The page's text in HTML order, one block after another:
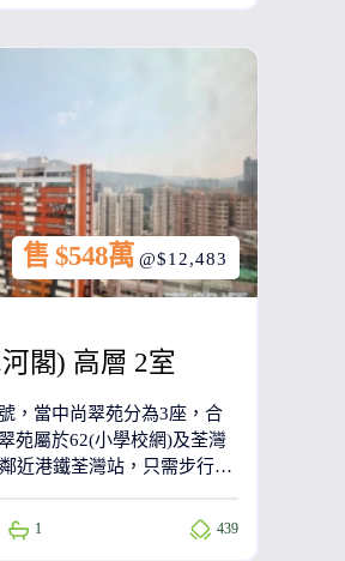
閣) 高層 2室
，當中尚翠苑分為3座，合
苑屬於62(小學校網)及荃灣
近港鐵荃灣站，只需步行13
1 439
售 $548萬 @$12,483